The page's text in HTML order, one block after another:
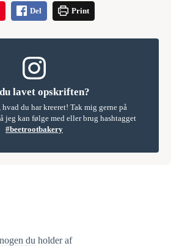
Del Print
lavet opskriften?
hvad du har kreeret! Tak mig gerne på
jeg kan følge med eller brug hashtagget
#beetrootbakery
du holder af